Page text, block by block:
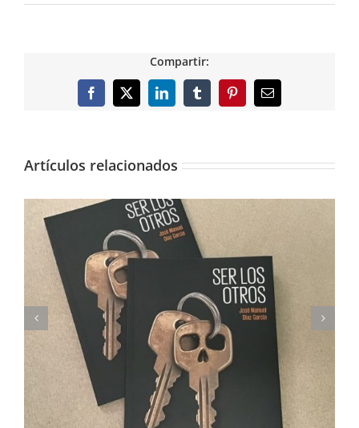
Compartir:
Facebook
X LinkedInTumblrPinterestCorreo
electrónico
Artículos relacionados
Imprimimos Proscripti, la nueva novela de Ian S.
Martin